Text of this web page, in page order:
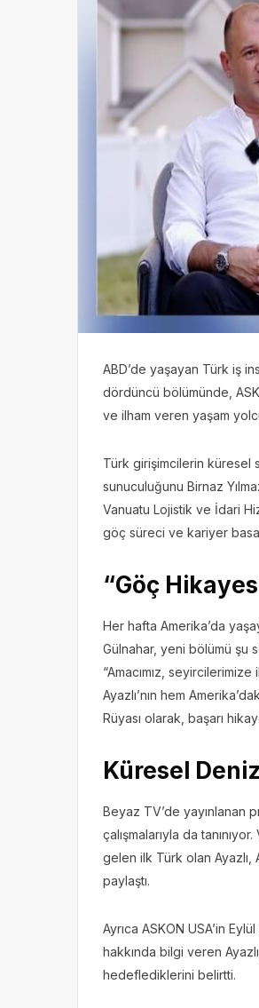
ABD’de yaşayan Türk iş
dördüncü bölümünde,
ve ilham veren yaşam
Türk girişimcilerin küresel
sunuculuğunu Birnaz
Vanuatu Lojistik ve İdari
göç süreci ve kariyer
“Göç
Her hafta Amerika’da
Gülnahar, yeni bölümü şu
“Amacımız,
Ayazlı’nın hem
Rüyası olarak, başarı
Küresel
Beyaz TV’de yayınlanan
çalışmalarıyla da
gelen ilk Türk olan Ayazlı,
paylaştı.
Ayrıca ASKON USA’in
hakkında bilgi veren
hedeflediklerini belirtti.